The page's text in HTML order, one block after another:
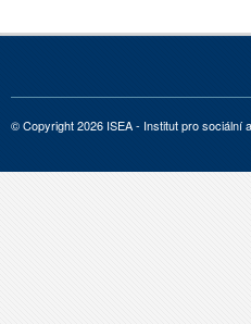
© Copyright 2026 ISEA - Institut pro sociální